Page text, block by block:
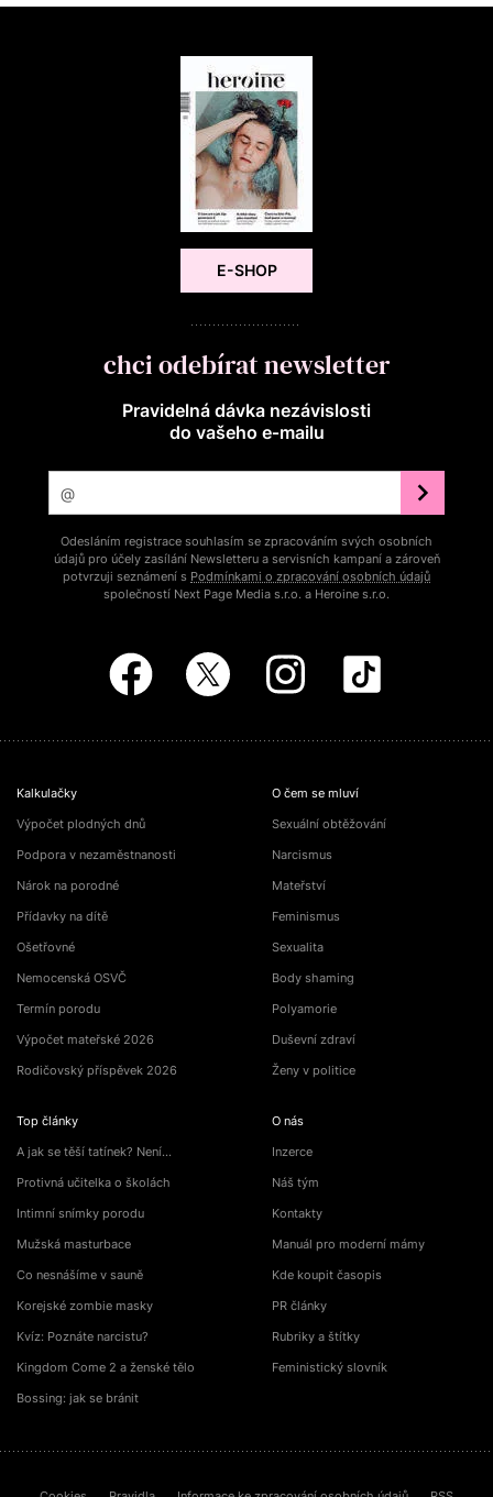
E-SHOP
chci odebírat newsletter
Pravidelná dávka nezávislosti
do vašeho e‑mailu
Odesláním registrace souhlasím se zpracováním svých osobních
údajů pro účely zasílání Newsletteru a servisních kampaní a zároveň
potvrzuji seznámení s Podmínkami o zpracování osobních údajů
společností Next Page Media s.r.o. a Heroine s.r.o.
Kalkulačky
Výpočet plodných dnů
Podpora v nezaměstnanosti
Nárok na porodné
Přídavky na dítě
Ošetřovné
Nemocenská OSVČ
Termín porodu
Výpočet mateřské 2026
Rodičovský příspěvek 2026
Top články
A jak se těší tatínek? Není…
Protivná učitelka o školách
Intimní snímky porodu
Mužská masturbace
Co nesnášíme v sauně
Korejské zombie masky
Kvíz: Poznáte narcistu?
Kingdom Come 2 a ženské tělo
Bossing: jak se bránit
O čem se mluví
Sexuální obtěžování
Narcismus
Mateřství
Feminismus
Sexualita
Body shaming
Polyamorie
Duševní zdraví
Ženy v politice
O nás
Inzerce
Náš tým
Kontakty
Manuál pro moderní mámy
Kde koupit časopis
PR články
Rubriky a štítky
Feministický slovník